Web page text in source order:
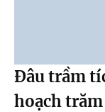
Đâu trầm
hoạch